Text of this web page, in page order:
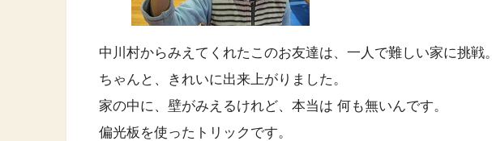
中川村からみえてくれたこのお友達は、一人で難しい家に挑戦。
ちゃんと、きれいに出来上がりました。
家の中に、壁がみえるけれど、本当は 何も無いんです。
偏光板を使ったトリックです。